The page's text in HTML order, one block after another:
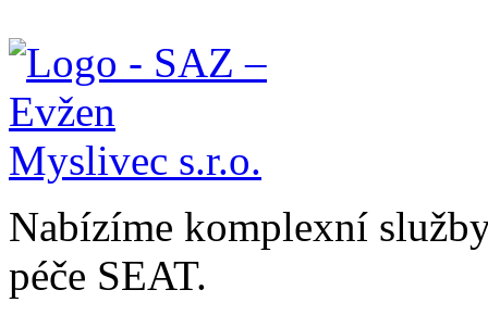
Nabízíme komplexní
péče SEAT.